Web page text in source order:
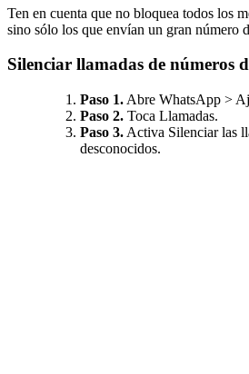
Ten en cuenta que no bloquea todos los
sino sólo los que envían un gran número
Silenciar llamadas de números
Paso 1. Abre WhatsApp >
Paso 2. Toca Llamadas.
Paso 3. Activa Silenciar las
desconocidos.